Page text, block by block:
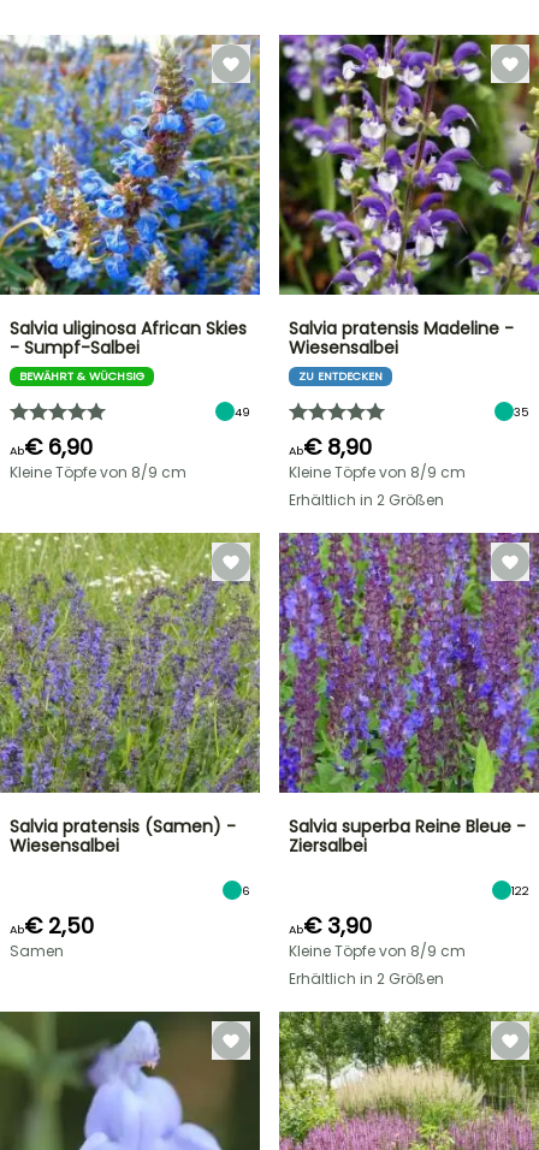
Salvia uliginosa African Skies
- Sumpf-Salbei
BEWÄHRT & WÜCHSIG
49
Ab€ 6,90
Kleine Töpfe von 8/9 cm
Salvia pratensis Madeline -
Wiesensalbei
ZU ENTDECKEN
35
Ab€ 8,90
Kleine Töpfe von 8/9 cm
Erhältlich in 2 Größen
Salvia pratensis (Samen) -
Wiesensalbei
6
Ab€ 2,50
Samen
Salvia superba Reine Bleue -
Ziersalbei
122
Ab€ 3,90
Kleine Töpfe von 8/9 cm
Erhältlich in 2 Größen